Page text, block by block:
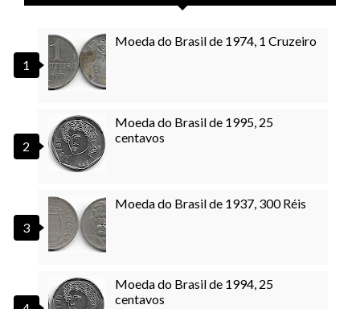
Moeda do Brasil de 1974, 1 Cruzeiro
Moeda do Brasil de 1995, 25
centavos
Moeda do Brasil de 1937, 300 Réis
Moeda do Brasil de 1994, 25
centavos